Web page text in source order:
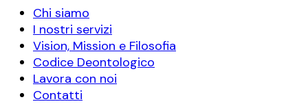
Chi siamo
I nostri servizi
Vision, Mission e Filosofia
Codice Deontologico
Lavora con noi
Contatti